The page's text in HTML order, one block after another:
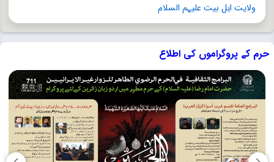
ولایت اہل بیت علیہم السلام
حرم کے پروگراموں کی اطلاع